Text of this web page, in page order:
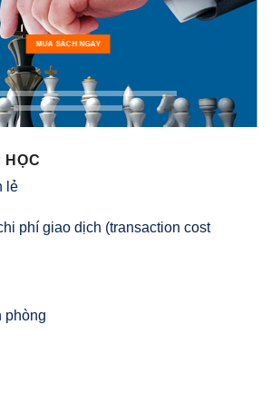
MUA SÁCH NGAY
HỌC
lẻ
phí giao dịch (transaction cost
phòng